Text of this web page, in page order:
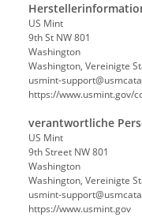
US Mint
9th St NW 801
Washington
Washington, Vereinigte
usmint-
https://www.usmint.gov/
verantwortliche
US Mint
9th Street NW 801
Washington
Washington, Vereinigte
usmint-
https://www.usmint.gov